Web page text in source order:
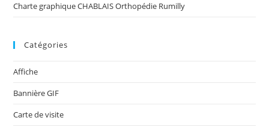
Charte graphique CHABLAIS Orthopédie Rumilly
Catégories
Affiche
Bannière GIF
Carte de visite